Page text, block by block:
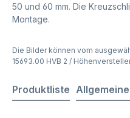
50 und 60 mm. Die
Montage.
Die Bilder können vom
15693.00 HVB 2 /
Produktliste